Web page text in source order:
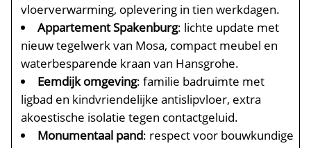
vloerverwarming, oplevering in tien werkdagen.​
Appartement Spakenburg: lichte update met
nieuw tegelwerk van Mosa, compact meubel en
waterbesparende kraan van Hansgrohe.​
Eemdijk omgeving: familie badruimte met
ligbad en kindvriendelijke antislipvloer, extra
akoestische isolatie tegen contactgeluid.​
Monumentaal pand: respect voor bouwkundige